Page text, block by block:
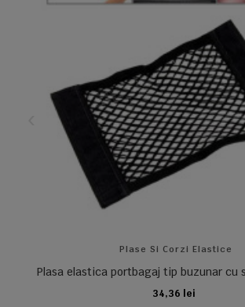
Plase Si Corzi Elastice
Plasa elastica portbagaj tip buzunar cu
34,36 lei
ADAUGA IN COS